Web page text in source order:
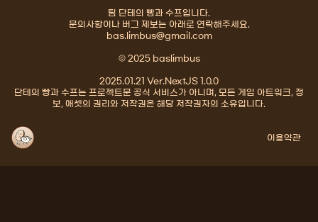
팀 단테의 빵과 수프입니다.
문의사항이나 버그 제보는 아래로 연락해주세요.
bas.limbus@gmail.com
© 2025 baslimbus
2025.01.21 Ver.NextJS 1.0.0
단테의 빵과 수프는 프로젝트문 공식 서비스가 아니며, 모든 게임 아트워크, 정
보, 애셋의 권리와 저작권은 해당 저작권자의 소유입니다.
이용약관